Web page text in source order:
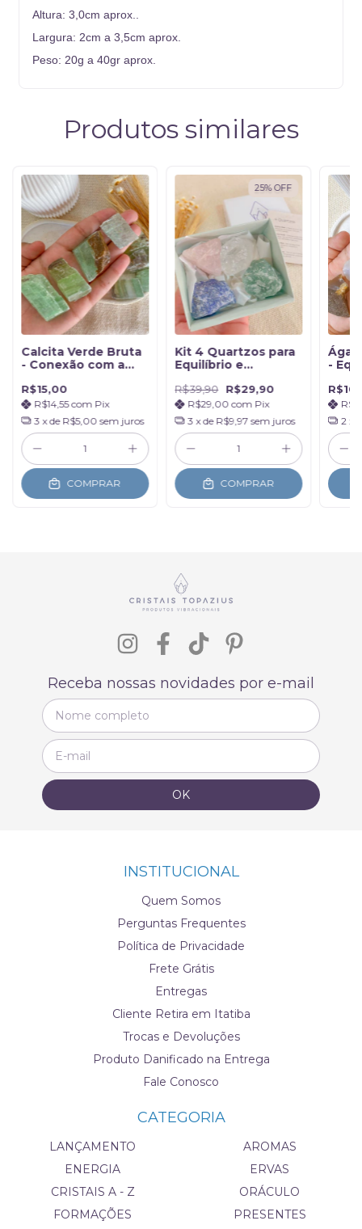
Altura: 3,0cm aprox..
Largura: 2cm a 3,5cm aprox.
Peso: 20g a 40gr aprox.
Produtos similares
Calcita Verde Bruta
- Conexão com a
R$15,00
R$14,55com Pix
3 x de R$5,00 sem juros
COMPRAR
25%OFF
Kit 4 Quartzos para
Equilíbrio e
Caixinha
R$39,90 R$29,90
R$29,00com Pix
3 x de R$9,97 sem juros
COMPRAR
-
2 x
Receba nossas novidades por e-mail
INSTITUCIONAL
Quem Somos
Perguntas Frequentes
Política de Privacidade
Frete Grátis
Entregas
Cliente Retira em Itatiba
Trocas e Devoluções
Produto Danificado na Entrega
Fale Conosco
CATEGORIA
LANÇAMENTO
ENERGIA
CRISTAIS A - Z
FORMAÇÕES
AROMAS
ERVAS
ORÁCULO
PRESENTES